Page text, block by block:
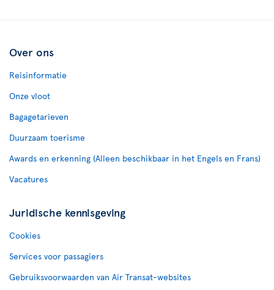
Over ons
Reisinformatie
Onze vloot
Bagagetarieven
Duurzaam toerisme
Awards en erkenning (Alleen beschikbaar in het Engels en Frans)
Vacatures
Juridische kennisgeving
Cookies
Services voor passagiers
Gebruiksvoorwaarden van Air Transat-websites